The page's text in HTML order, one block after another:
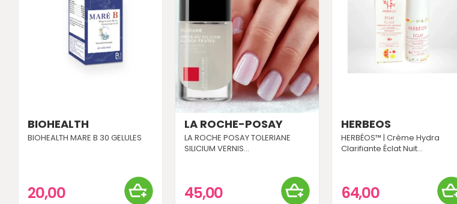
BIOHEALTH
BIOHEALTH MARE B 30 GELULES
20,00
LA ROCHE-POSAY
LA ROCHE POSAY TOLERIANE
SILICIUM VERNIS...
45,00
HERBEOS
HERBÉOS™ | Crème Hydra
Clarifiante Éclat Nuit...
64,00